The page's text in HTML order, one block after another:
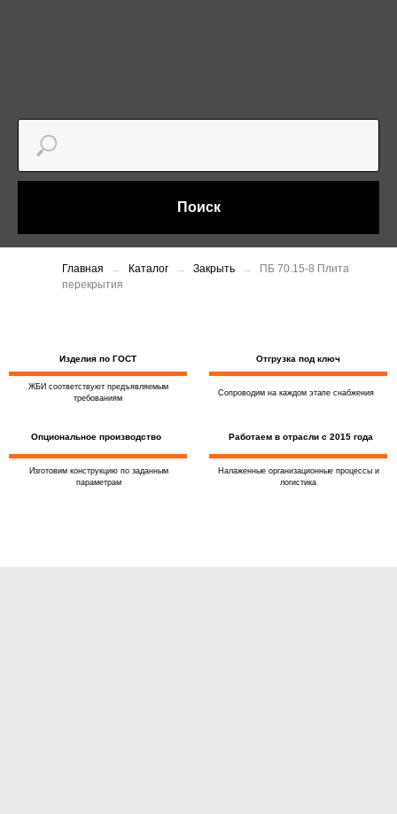
Поиск
Главная Каталог Закрыть
ПБ 70.15-8 Плита
перекрытия
Изделия по ГОСТ
ЖБИ соответствуют предъявляемым
требованиям
Изготовим конструкцию по заданным
параметрам
Опциональное производство
Отгрузка под ключ
Сопроводим на каждом этапе снабжения
Налаженные организационные процессы и
логистика
Работаем в отрасли с 2015 года